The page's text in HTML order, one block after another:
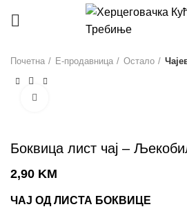
Почетна Е-продавница Остало
Боквица лист чај –
2,90 KM
ЧАЈ ОД ЛИСТА БОКВИЦЕ